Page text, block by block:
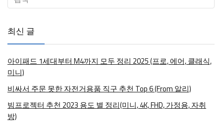
최신 글
아이패드 1세대부터 M4까지 모두 정리 2025 (프로, 에어, 클래식,
미니)
비싸서 주문 못한 자전거용품 직구 추천 Top 6 (From 알리)
빔프로젝터 추천 2023 용도 별 정리(미니, 4K, FHD, 가정용, 자취
방)